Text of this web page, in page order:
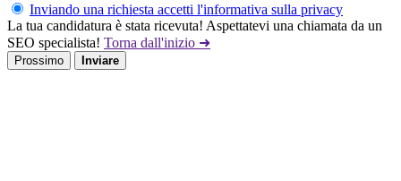
Inviando una richiesta accetti l'informativa sulla privacy
La tua candidatura è stata ricevuta! Aspettatevi una chiamata da un
SEO specialista! Torna dall'inizio ➜
Prossimo Inviare